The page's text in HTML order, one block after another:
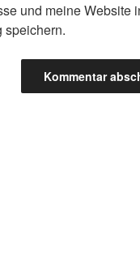
und meine Website
speichern.